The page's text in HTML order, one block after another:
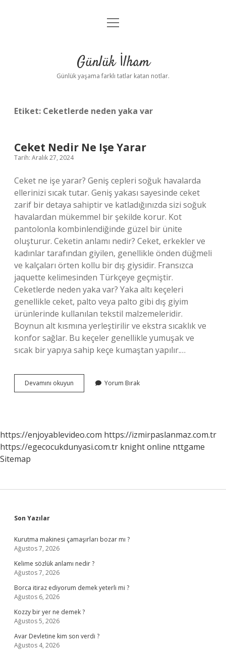
Anasayfa
Yasal Uyarı
menüyü
Günlük İlham
Günlük yaşama farklı tatlar katan notlar.
Etiket: Ceketlerde neden yaka var
Ceket Nedir Ne Işe Yarar
Tarih: Aralık 27, 2024
Ceket ne işe yarar? Geniş cepleri soğuk havalarda
ellerinizi sıcak tutar. Geniş yakası sayesinde ceket
zarif bir detaya sahiptir ve katladığınızda sizi soğuk
havalardan mükemmel bir şekilde korur. Kot
pantolonla kombinlendiğinde güzel bir ünite
oluşturur. Ceketin anlamı nedir? Ceket, erkekler ve
kadınlar tarafından giyilen, genellikle önden düğmeli
ve kalçaları örten kollu bir dış giysidir. Fransızca
jaquette kelimesinden Türkçeye geçmiştir.
Ceketlerde neden yaka var? Yaka altı keçeleri
genellikle ceket, palto veya palto gibi dış giyim
ürünlerinde kullanılan tekstil malzemeleridir.
Boynun alt kısmına yerleştirilir ve ekstra sıcaklık ve
konfor sağlar. Bu keçeler genellikle yumuşak ve
sıcak bir yapıya sahip keçe kumaştan yapılır.…
Devamını okuyun
Nedir
Yorum Bırak
https://enjoyablevideo.com https://izmirpaslanmaz.com.tr
https://egecocukdunyasi.com.tr knight online nttgame
Sitemap
Sidebar
Son Yazılar
Kurutma makinesi çamaşırları bozar mı ?
Ağustos 7, 2026
Kelime sözlük anlamı nedir ?
Ağustos 7, 2026
Borca itiraz ediyorum demek yeterli mi ?
Ağustos 6, 2026
Kozzy bir yer ne demek ?
Ağustos 5, 2026
Avar Devletine kim son verdi ?
Ağustos 4, 2026